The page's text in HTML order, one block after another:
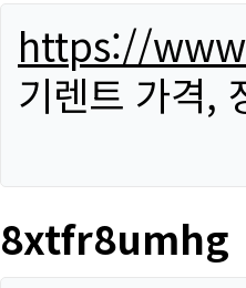
https://
기렌트 가격,
8xtfr8umhg